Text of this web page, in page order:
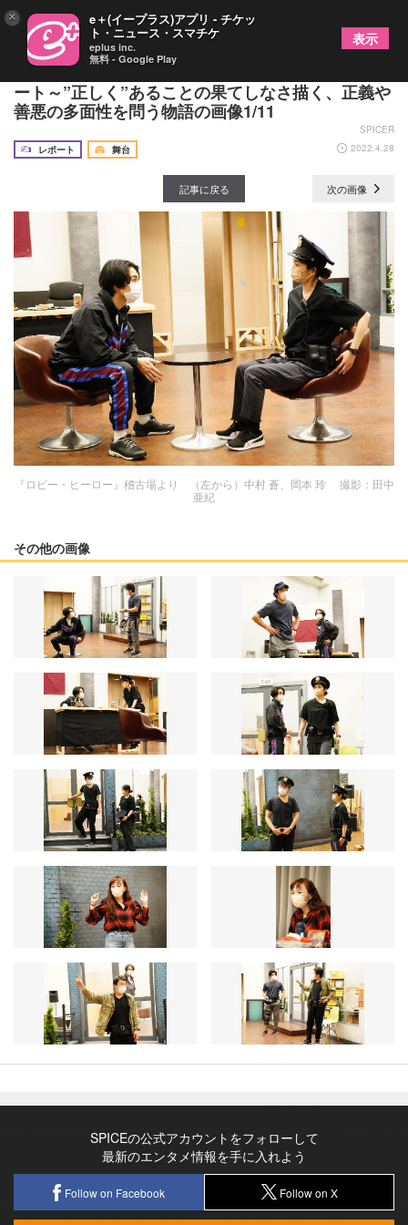
日本初演『ロビー・ヒーロー』開幕直前稽古場レポ
ート～”正しく”あることの果てしなさ描く、正義や
善悪の多面性を問う物語の画像1/11
SPICER
レポート
舞台 2022.4.28
記事に戻る 次の画像
『ロビー・ヒーロー』稽古場より （左から）中村 蒼、岡本 玲 撮影：田中
亜紀
その他の画像
SPICEの公式アカウントをフォローして
最新のエンタメ情報を手に入れよう
Follow on Facebook Follow on X
× e＋(イープラス)アプリ - チケッ
ト・ニュース・スマチケ
eplus inc.
無料 - Google Play
表示